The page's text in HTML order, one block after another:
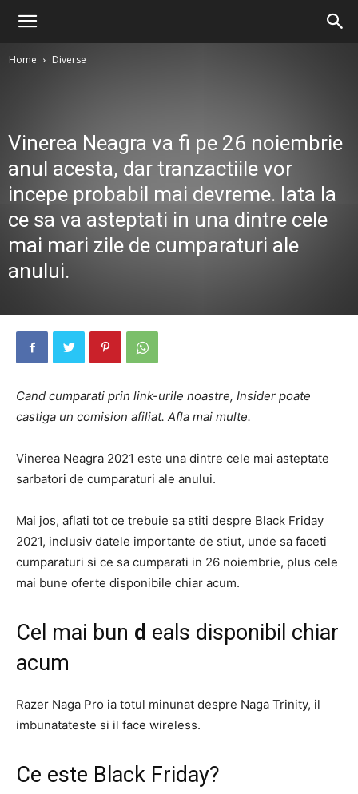
Home Diverse
Vinerea Neagra va fi pe 26 noiembrie
anul acesta, dar tranzactiile vor
incepe probabil mai devreme. Iata la
ce sa va asteptati in una dintre cele
mai mari zile de cumparaturi ale
anului.
Cand cumparati prin link-urile noastre, Insider poate
castiga un comision afiliat. Afla mai multe.
Vinerea Neagra 2021 este una dintre cele mai asteptate
sarbatori de cumparaturi ale anului.
Mai jos, aflati tot ce trebuie sa stiti despre Black Friday
2021, inclusiv datele importante de stiut, unde sa faceti
cumparaturi si ce sa cumparati in 26 noiembrie, plus cele
mai bune oferte disponibile chiar acum.
Cel mai bun d eals disponibil chiar
acum
Razer Naga Pro ia totul minunat despre Naga Trinity, il
imbunatateste si il face wireless.
Ce este Black Friday?